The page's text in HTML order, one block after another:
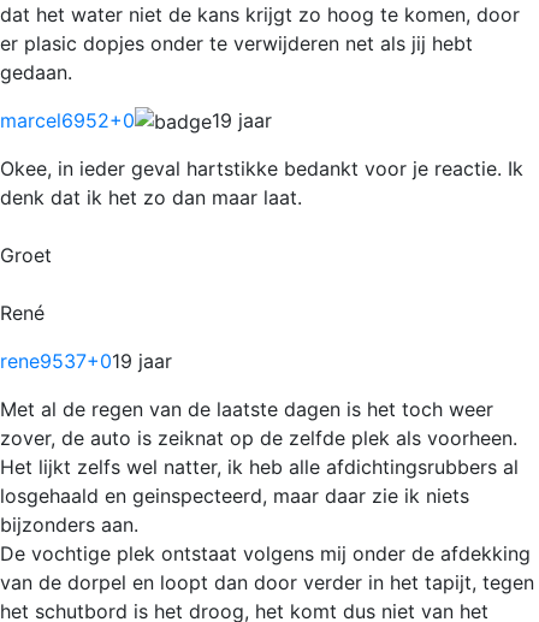
dat het water niet de kans krijgt zo hoog te komen, door
er plasic dopjes onder te verwijderen net als jij hebt
gedaan.
marcel6952+0
19 jaar
Okee, in ieder geval hartstikke bedankt voor je reactie. Ik
denk dat ik het zo dan maar laat.
Groet
René
rene9537+019 jaar
Met al de regen van de laatste dagen is het toch weer
zover, de auto is zeiknat op de zelfde plek als voorheen.
Het lijkt zelfs wel natter, ik heb alle afdichtingsrubbers al
losgehaald en geinspecteerd, maar daar zie ik niets
bijzonders aan.
De vochtige plek ontstaat volgens mij onder de afdekking
van de dorpel en loopt dan door verder in het tapijt, tegen
het schutbord is het droog, het komt dus niet van het